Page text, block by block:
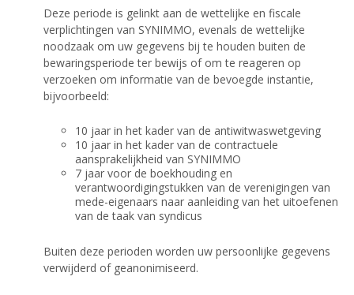
Deze periode is gelinkt aan de wettelijke en fiscale
verplichtingen van SYNIMMO, evenals de wettelijke
noodzaak om uw gegevens bij te houden buiten de
bewaringsperiode ter bewijs of om te reageren op
verzoeken om informatie van de bevoegde instantie,
bijvoorbeeld:
10 jaar in het kader van de antiwitwaswetgeving
10 jaar in het kader van de contractuele
aansprakelijkheid van SYNIMMO
7 jaar voor de boekhouding en
verantwoordigingstukken van de verenigingen van
mede-eigenaars naar aanleiding van het uitoefenen
van de taak van syndicus
Buiten deze perioden worden uw persoonlijke gegevens
verwijderd of geanonimiseerd.